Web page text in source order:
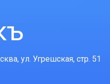
ул. Угрешская, стр. 51